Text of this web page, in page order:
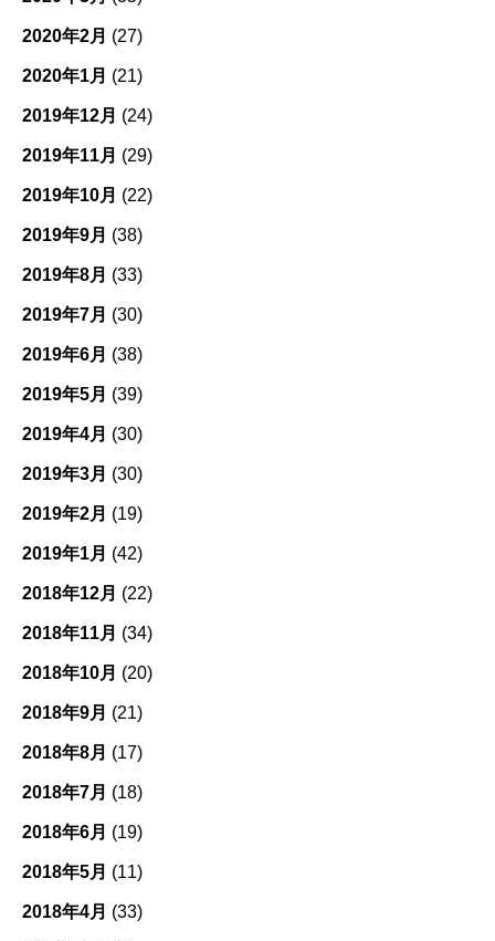
2020年2月 (27)
2020年1月 (21)
2019年12月 (24)
2019年11月 (29)
2019年10月 (22)
2019年9月 (38)
2019年8月 (33)
2019年7月 (30)
2019年6月 (38)
2019年5月 (39)
2019年4月 (30)
2019年3月 (30)
2019年2月 (19)
2019年1月 (42)
2018年12月 (22)
2018年11月 (34)
2018年10月 (20)
2018年9月 (21)
2018年8月 (17)
2018年7月 (18)
2018年6月 (19)
2018年5月 (11)
2018年4月 (33)